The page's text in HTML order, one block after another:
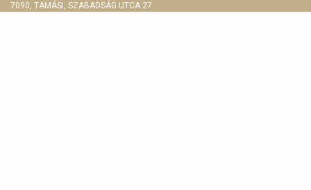
7090, TAMÁSI, SZABADSÁG UTCA 27